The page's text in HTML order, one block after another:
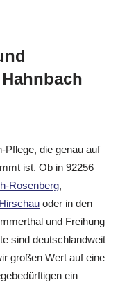
Pflege, die genau auf
ist. Ob in 92256
Rosenberg,
Hirschau oder in den
und Freihung
sind deutschlandweit
großen Wert auf eine
ein